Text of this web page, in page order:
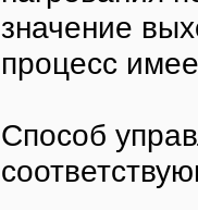
значение
процесс
Способ